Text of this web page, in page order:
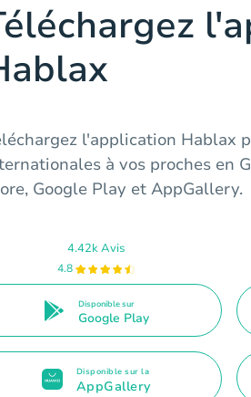
l'application Hablax
à vos proches en
Google Play et AppGallery.
4.42k Avis
4.8
Disponible sur
Google Play
Disponible sur la
AppGallery